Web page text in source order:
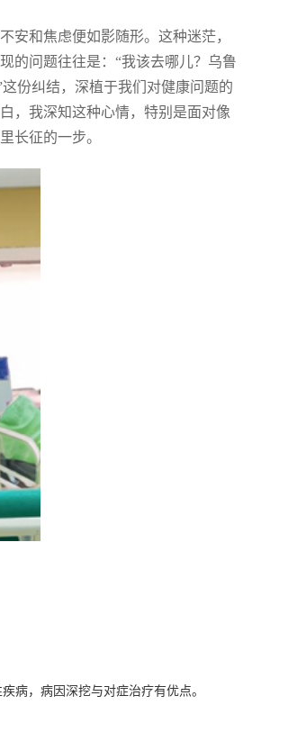
安和焦虑便如影随形。这种迷茫，
的问题往往是：“我该去哪儿？乌鲁
份纠结，深植于我们对健康问题的
，我深知这种心情，特别是面对像
长征的一步。
病，病因深挖与对症治疗有优点。